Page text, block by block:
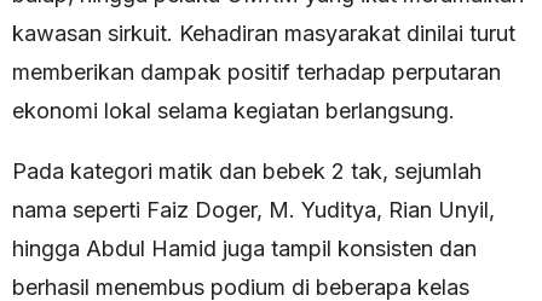
kawasan sirkuit. Kehadiran masyarakat dinilai turut
memberikan dampak positif terhadap perputaran
ekonomi lokal selama kegiatan berlangsung.
Pada kategori matik dan bebek 2 tak, sejumlah
nama seperti Faiz Doger, M. Yuditya, Rian Unyil,
hingga Abdul Hamid juga tampil konsisten dan
berhasil menembus podium di beberapa kelas